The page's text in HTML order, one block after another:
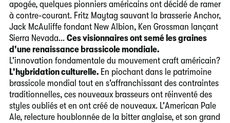
apogée, quelques pionniers américains ont décidé de ramer
à contre-courant. Fritz Maytag sauvant la brasserie Anchor,
Jack McAuliffe fondant New Albion, Ken Grossman lançant
Sierra Nevada... Ces visionnaires ont semé les graines
d'une renaissance brassicole mondiale.
L'innovation fondamentale du mouvement craft américain?
L'hybridation culturelle.En piochant dans le patrimoine
brassicole mondial tout en s'affranchissant des contraintes
traditionnelles, ces nouveaux brasseurs ont réinventé des
styles oubliés et en ont créé de nouveaux. L'American Pale
Ale, relecture houblonnée de la bitter anglaise, et son grand